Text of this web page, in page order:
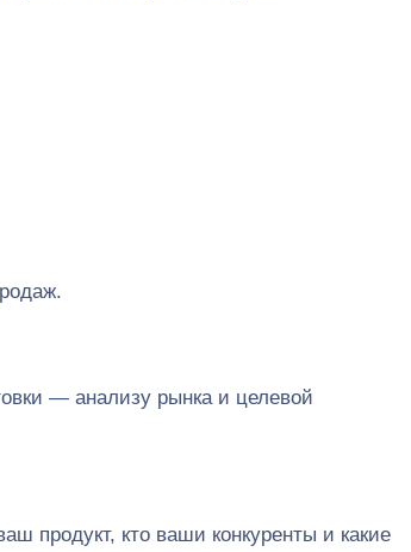
— анализу рынка и целевой
продукт, кто ваши конкуренты и какие